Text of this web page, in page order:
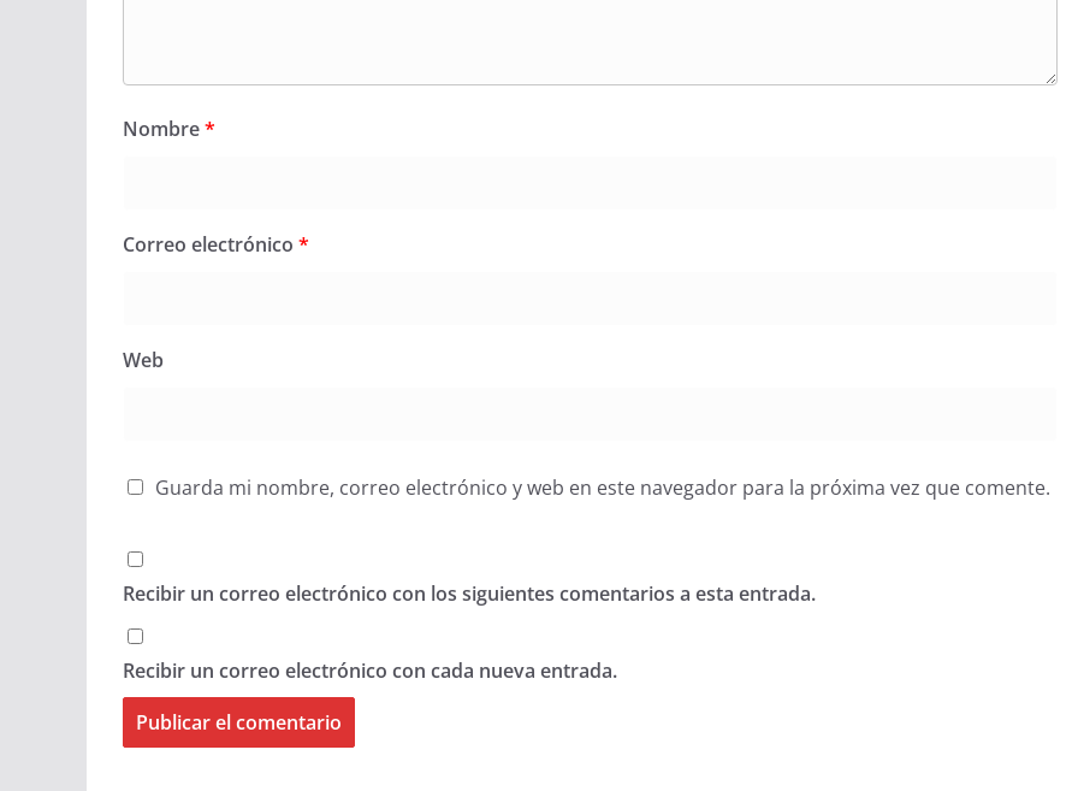
Nombre*
Correo electrónico *
Web
Guarda mi nombre, correo electrónico y web en este navegador para la próxima vez que comente.
Recibir un correo electrónico con los siguientes comentarios a esta entrada.
Recibir un correo electrónico con cada nueva entrada.